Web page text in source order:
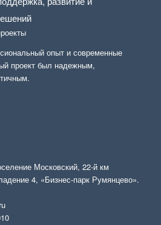
опыт и современные
проект был надежным,
Московский, 22-й км
4, «Бизнес-парк Румянцево».